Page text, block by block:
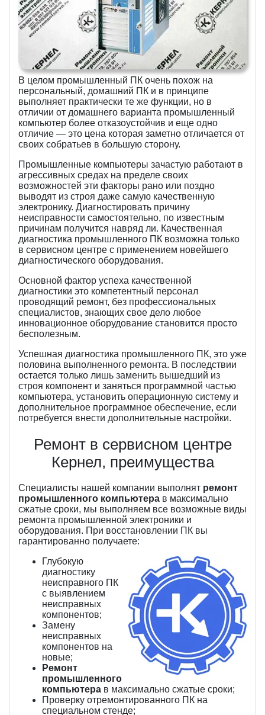
В целом промышленный ПК очень похож на
персональный, домашний ПК и в принципе
выполняет практически те же функции, но в
отличии от домашнего варианта промышленный
компьютер более отказоустойчив и еще одно
отличие — это цена которая заметно отличается от
своих собратьев в большую сторону.
Промышленные компьютеры зачастую работают в
агрессивных средах на пределе своих
возможностей эти факторы рано или поздно
выводят из строя даже самую качественную
электронику. Диагностировать причину
неисправности самостоятельно, по известным
причинам получится навряд ли. Качественная
диагностика промышленного ПК возможна только
в сервисном центре с применением новейшего
диагностического оборудования.
Основной фактор успеха качественной
диагностики это компетентный персонал
проводящий ремонт, без профессиональных
специалистов, знающих свое дело любое
инновационное оборудование становится просто
бесполезным.
Успешная диагностика промышленного ПК, это уже
половина выполненного ремонта. В последствии
остается только лишь заменить вышедший из
строя компонент и заняться программной частью
компьютера, установить операционную систему и
дополнительное программное обеспечение, если
потребуется внести дополнительные настройки.
Ремонт в сервисном центре
Кернел, преимущества
Специалисты нашей компании выполнят ремонт
промышленного компьютера в максимально
сжатые сроки, мы выполняем все возможные виды
ремонта промышленной электроники и
оборудования. При восстановлении ПК вы
гарантированно получаете:
Глубокую
диагностику
неисправного ПК
с выявлением
неисправных
компонентов;
Замену
неисправных
компонентов на
новые;
Ремонт
промышленного
компьютера в максимально сжатые сроки;
Проверку отремонтированного ПК на
специальном стенде;